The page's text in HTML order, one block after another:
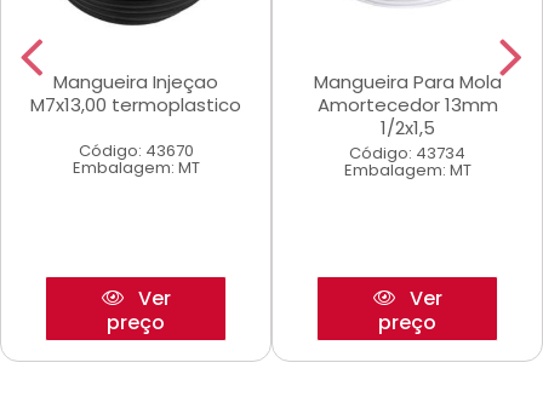
Mangueira Injeçao
M7x13,00 termoplastico
Código: 43670
Embalagem: MT
Ver
preço
Mangueira Para Mola
Amortecedor 13mm
1/2x1,5
Código: 43734
Embalagem: MT
Ver
preço